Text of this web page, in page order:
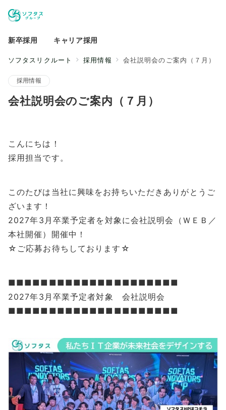
新卒採用 キャリア採用
ソフタスリクルート 採用情報 会社説明会のご案内（７月）
採用情報
会社説明会のご案内（７月）
こんにちは！
採用担当です。
このたびは当社に興味をお持ちいただきありがとうご
ざいます！
2027年3月卒業予定者を対象に会社説明会（ＷＥＢ／
本社開催）開催中！
☆ご応募お待ちしております☆
■■■■■■■■■■■■■■■■■■■■■
2027年3月卒業予定者対象 会社説明会
■■■■■■■■■■■■■■■■■■■■■